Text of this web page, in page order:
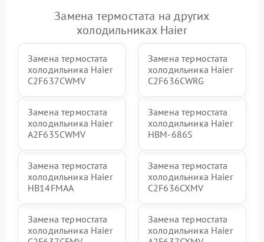
Замена термостата на других
холодильниках Haier
Замена термостата
холодильника Haier
C2F637CWMV
Замена термостата
холодильника Haier
C2F636CWRG
Замена термостата
холодильника Haier
A2F635CWMV
Замена термостата
холодильника Haier
HBM-686S
Замена термостата
холодильника Haier
HB14FMAA
Замена термостата
холодильника Haier
C2F636CXMV
Замена термостата
холодильника Haier
Замена термостата
холодильника Haier